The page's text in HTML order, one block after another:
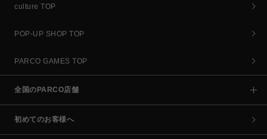
culture TOP
POP-UP SHOP TOP
PARCO GAMES TOP
全国のPARCO店舗
初めてのお客様へ